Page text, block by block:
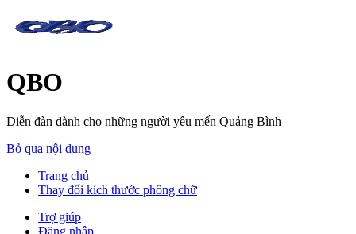
QBO
Diễn đàn dành cho những người yêu mến Quảng Bình
Bỏ qua nội dung
Trang chủ
Thay đổi kích thước phông chữ
Trợ giúp
Đăng nhập